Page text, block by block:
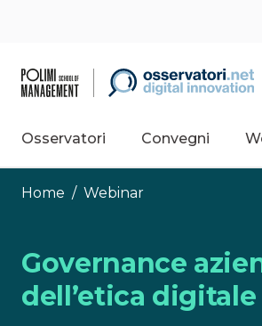
Osservatori Convegni
Home / Webinar
Governance
dell’etica digitale